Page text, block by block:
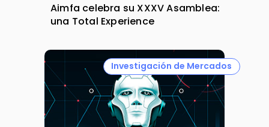
Aimfa celebra su XXXV Asamblea:
una Total Experience
Investigación de Mercados